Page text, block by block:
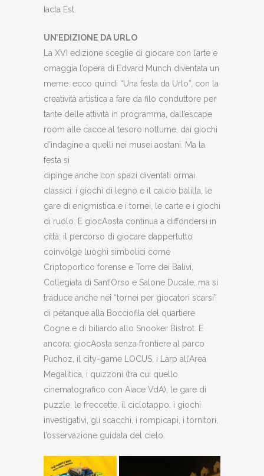
Iacta Est.
UN’EDIZIONE DA URLO
La XVI edizione sceglie di giocare con l’arte e
omaggia l’opera di Edvard Munch diventata un
meme: ecco quindi “Una festa da Urlo”, con la
creatività artistica a fare da filo conduttore per
tante delle attività in programma, dall’escape
room alle cacce al tesoro notturne, dai giochi
d’indagine a quelli nei musei aostani. Ma la
festa si
dipinge anche con spazi diventati ormai
classici: i giochi di legno e il calcio balilla, le
gare di enigmistica e i tornei, le carte e i giochi
di ruolo. E giocAosta continua a diffondersi in
città: il percorso di giocare dappertutto
coinvolge luoghi simbolici come
Criptoportico forense e Torre dei Balivi,
Collegiata di Sant’Orso e Salone Ducale, ma si
traduce anche nei “tornei per giocatori scarsi”
di pétanque alla Bocciofila del quartiere
Cogne e di biliardo allo Snooker Bistrot. E
ancora: giocAosta senza frontiere al parco
Puchoz, il city-game LOCUS, i Larp all’Area
Megalitica, i quizzoni (tra cui quello
cinematografico con Aiace VdA), le gare di
puzzle, le freccette, il ciclotappo, i giochi
investigativi, gli scacchi, i rompicapi, i tornitori,
l’osservazione guidata del cielo.